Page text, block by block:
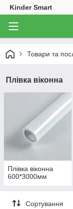
Kinder Smart
Товари та
Плівка віконна
Плівка віконна
600*3000мм
Сортування